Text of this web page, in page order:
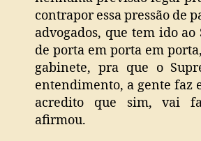
contrapor essa pressão de
advogados, que tem ido
de porta em porta em
gabinete, pra que o
entendimento, a gente faz
acredito que sim, vai
afirmou.